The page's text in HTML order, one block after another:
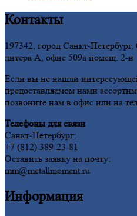
Контакты
197342, город Санкт-
литера А, офис 509а помещ. 2-н
Если вы не нашли
предоставляемом нами
позвоните нам в офис или на
Телефоны для связи
Санкт-Петербург:
+7 (812) 389-23-81
Оставить заявку на почту:
mm@metallmoment.ru
Информация